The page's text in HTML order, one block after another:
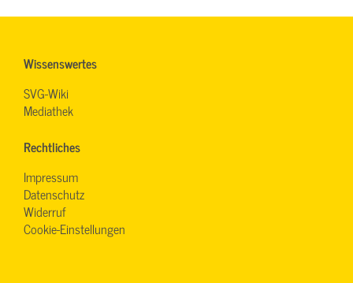
Wissenswertes
SVG-Wiki
Mediathek
Rechtliches
Impressum
Datenschutz
Widerruf
Cookie-Einstellungen